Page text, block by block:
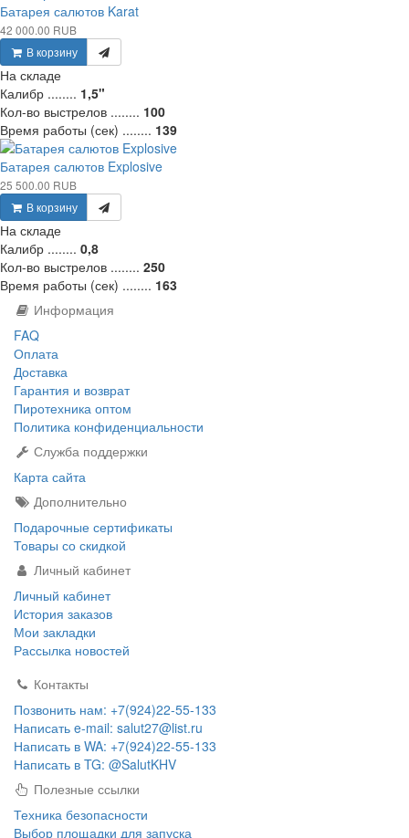
Батарея салютов Karat
42 000.00 RUB
В корзину
На складе
Калибр ........ 1,5"
Кол-во выстрелов ........ 100
Время работы (сек) ........ 139
Батарея салютов Explosive
25 500.00 RUB
В корзину
На складе
Калибр ........ 0,8
Кол-во выстрелов ........ 250
Время работы (сек) ........ 163
Информация
FAQ
Оплата
Доставка
Гарантия и возврат
Пиротехника оптом
Политика конфиденциальности
Служба поддержки
Карта сайта
Дополнительно
Подарочные сертификаты
Товары со скидкой
Личный кабинет
Личный кабинет
История заказов
Мои закладки
Рассылка новостей
Контакты
Позвонить нам: +7(924)22-55-133
Написать e-mail: salut27@list.ru
Написать в WA: +7(924)22-55-133
Написать в TG: @SalutKHV
Полезные ссылки
Техника безопасности
Выбор площадки для запуска